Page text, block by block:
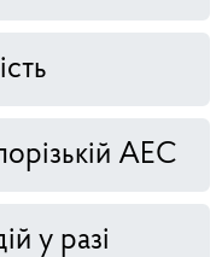
АЕС
у разі